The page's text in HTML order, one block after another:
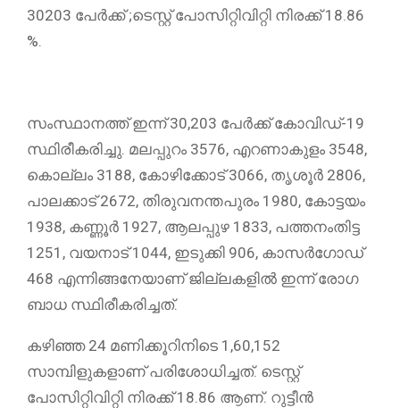
30203 പേർക്ക് ;ടെസ്റ്റ് പോസിറ്റിവിറ്റി നിരക്ക് 18.86
%.
സംസ്ഥാനത്ത് ഇന്ന് 30,203 പേര്‍ക്ക് കോവിഡ്-19
സ്ഥിരീകരിച്ചു. മലപ്പുറം 3576, എറണാകുളം 3548,
കൊല്ലം 3188, കോഴിക്കോട് 3066, തൃശൂര്‍ 2806,
പാലക്കാട് 2672, തിരുവനന്തപുരം 1980, കോട്ടയം
1938, കണ്ണൂര്‍ 1927, ആലപ്പുഴ 1833, പത്തനംതിട്ട
1251, വയനാട് 1044, ഇടുക്കി 906, കാസര്‍ഗോഡ്
468 എന്നിങ്ങനേയാണ് ജില്ലകളില്‍ ഇന്ന് രോഗ
ബാധ സ്ഥിരീകരിച്ചത്.
കഴിഞ്ഞ 24 മണിക്കൂറിനിടെ 1,60,152
സാമ്പിളുകളാണ് പരിശോധിച്ചത്. ടെസ്റ്റ്
പോസിറ്റിവിറ്റി നിരക്ക് 18.86 ആണ്. റുട്ടീന്‍